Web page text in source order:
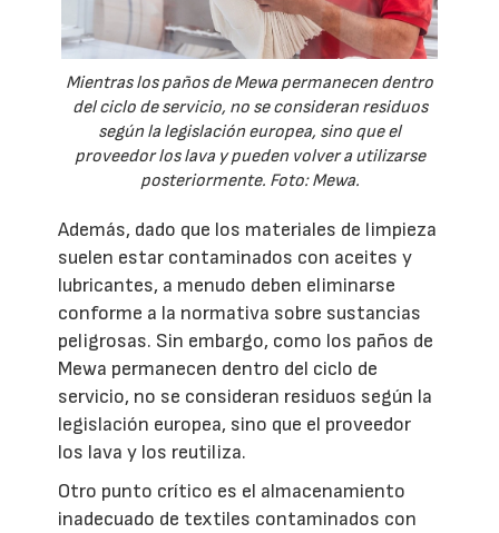
Mientras los paños de Mewa permanecen dentro
del ciclo de servicio, no se consideran residuos
según la legislación europea, sino que el
proveedor los lava y pueden volver a utilizarse
posteriormente. Foto: Mewa.
Además, dado que los materiales de limpieza
suelen estar contaminados con aceites y
lubricantes, a menudo deben eliminarse
conforme a la normativa sobre sustancias
peligrosas. Sin embargo, como los paños de
Mewa permanecen dentro del ciclo de
servicio, no se consideran residuos según la
legislación europea, sino que el proveedor
los lava y los reutiliza.
Otro punto crítico es el almacenamiento
inadecuado de textiles contaminados con